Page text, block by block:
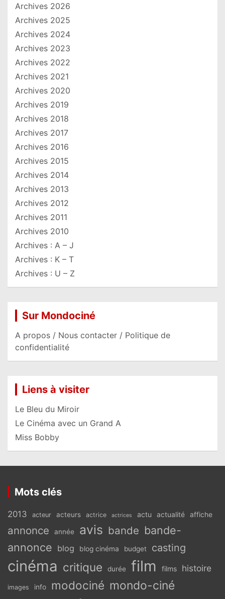
Archives 2026
Archives 2025
Archives 2024
Archives 2023
Archives 2022
Archives 2021
Archives 2020
Archives 2019
Archives 2018
Archives 2017
Archives 2016
Archives 2015
Archives 2014
Archives 2013
Archives 2012
Archives 2011
Archives 2010
Archives : A – J
Archives : K – T
Archives : U – Z
Sur Mondociné
A propos / Nous contacter / Politique de
confidentialité
Liens à visiter
Le Bleu du Miroir
Le Cinéma avec un Grand A
Miss Bobby
Mots clés
2013 acteur acteurs actrice actrices actu actualité affiche
annonce année avis bande bande-
annonce blog blog cinéma budget casting
cinéma critique durée film films histoire
images info modociné mondo-ciné